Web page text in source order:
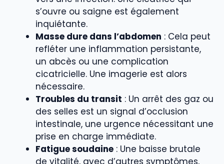
s’ouvre ou saigne est également
inquiétante.
Masse dure dans l’abdomen : Cela peut
refléter une inflammation persistante,
un abcès ou une complication
cicatricielle. Une imagerie est alors
nécessaire.
Troubles du transit : Un arrêt des gaz ou
des selles est un signal d’occlusion
intestinale, une urgence nécessitant une
prise en charge immédiate.
Fatigue soudaine : Une baisse brutale
de vitalité, avec d’autres symptômes,